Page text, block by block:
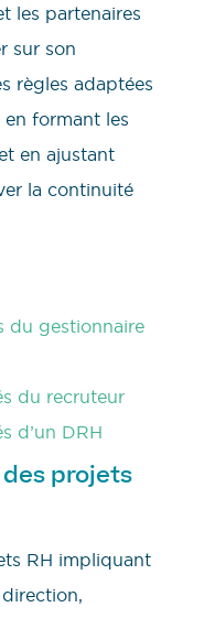
les partenaires
sur son
règles adaptées
formant les
en ajustant
la continuité
du gestionnaire
du recruteur
d’un DRH
projets
RH impliquant